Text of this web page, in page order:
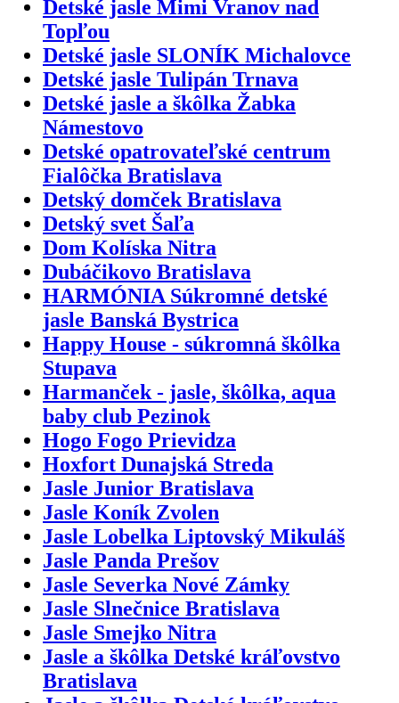
Detské jasle Mimi Vranov nad
Topľou
Detské jasle SLONÍK Michalovce
Detské jasle Tulipán Trnava
Detské jasle a škôlka Žabka
Námestovo
Detské opatrovateľské centrum
Fialôčka Bratislava
Detský domček Bratislava
Detský svet Šaľa
Dom Kolíska Nitra
Dubáčikovo Bratislava
HARMÓNIA Súkromné detské
jasle Banská Bystrica
Happy House - súkromná škôlka
Stupava
Harmanček - jasle, škôlka, aqua
baby club Pezinok
Hogo Fogo Prievidza
Hoxfort Dunajská Streda
Jasle Junior Bratislava
Jasle Koník Zvolen
Jasle Lobelka Liptovský Mikuláš
Jasle Panda Prešov
Jasle Severka Nové Zámky
Jasle Slnečnice Bratislava
Jasle Smejko Nitra
Jasle a škôlka Detské kráľovstvo
Bratislava